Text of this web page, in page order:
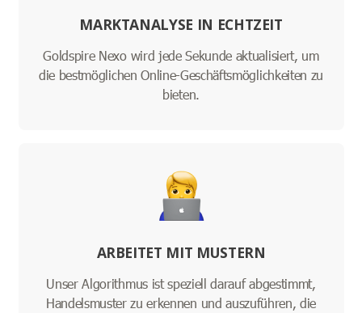
MARKTANALYSE IN ECHTZEIT
Goldspire Nexo wird jede Sekunde aktualisiert, um
die bestmöglichen Online-Geschäftsmöglichkeiten zu
bieten.
ARBEITET MIT MUSTERN
Unser Algorithmus ist speziell darauf abgestimmt,
Handelsmuster zu erkennen und auszuführen, die